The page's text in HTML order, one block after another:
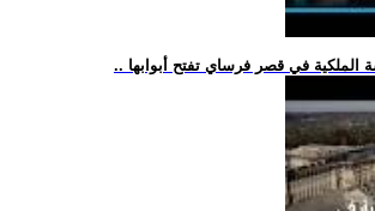
الملكية في قصر فرساي تفتح أبوابها